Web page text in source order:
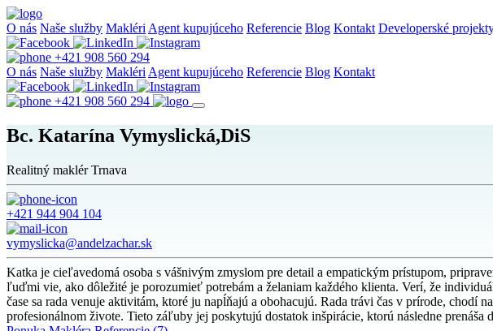
O nás Naše služby Makléri Agent kupujúceho Referencie Blog Kontakt Developerské
+421 908 560 294
O nás Naše služby Makléri Agent kupujúceho Referencie Blog Kontakt
+421 908 560 294
Bc. Katarína Vymyslická,DiS
Realitný maklér Trnava
+421 944 904 104
vymyslicka@andelzachar.sk
Katka je cieľavedomá osoba s vášnivým zmyslom pre detail a empatickým prístupom,
ľuďmi vie, ako dôležité je porozumieť potrebám a želaniam každého klienta. Verí, že
čase sa rada venuje aktivitám, ktoré ju napĺňajú a obohacujú. Rada trávi čas v prírode, chodí
profesionálnom živote. Tieto záľuby jej poskytujú dostatok inšpirácie, ktorú následne prenáša